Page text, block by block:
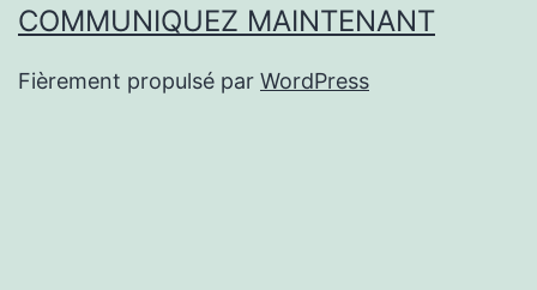
COMMUNIQUEZ MAINTENANT
Fièrement propulsé par WordPress